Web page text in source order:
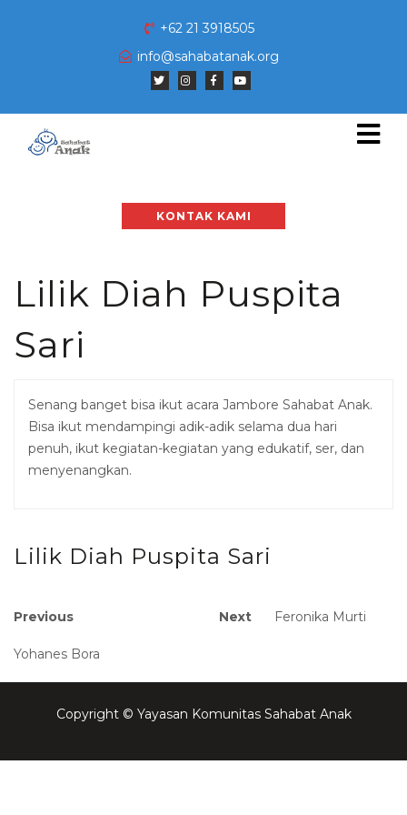
+62 21 3918505
info@sahabatanak.org
KONTAK KAMI
Lilik Diah Puspita
Sari
Senang banget bisa ikut acara Jambore Sahabat Anak.
Bisa ikut mendampingi adik-adik selama dua hari
penuh, ikut kegiatan-kegiatan yang edukatif, ser, dan
menyenangkan.
Lilik Diah Puspita Sari
Post
navigation
Previous
Previous
Yohanes Bora
Next
Next
Feronika Murti
Copyright © Yayasan Komunitas Sahabat Anak